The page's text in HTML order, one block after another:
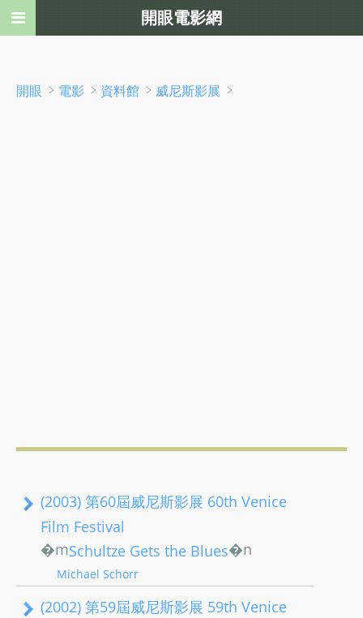
開眼 ﹥ 電影 ﹥ 資料館 ﹥ 威尼斯影展 ﹥
(2003) 第60屆威尼斯影展 60th Venice
Film Festival
�mSchultze Gets the Blues�n
Michael Schorr
(2002) 第59屆威尼斯影展 59th Venice
開眼電影網